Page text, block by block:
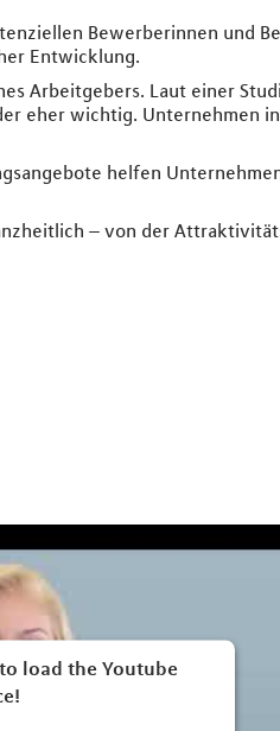
Bewerberinnen und
Entwicklung.
Arbeitgebers. Laut einer
wichtig. Unternehmen
helfen
– von der
load the Youtube